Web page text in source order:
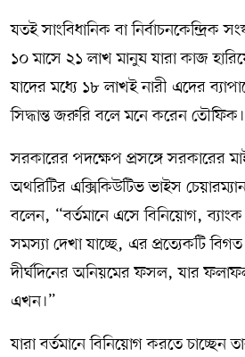
যতই সাংবিধানিক বা নির্বাচনকেন্দ্রিক
১০ মাসে ২১ লাখ মানুষ যারা কাজ
যাদের মধ্যে ১৮ লাখই নারী এদের
সিদ্ধান্ত জরুরি বলে মনে করেন তৌফিক।
সরকারের পদক্ষেপ প্রসঙ্গে সরকারের
অথরিটির এক্সিকিউটিভ ভাইস
বলেন, “বর্তমানে এসে বিনিয়োগ,
সমস্যা দেখা যাচ্ছে, এর প্রত্যেকটি
দীর্ঘদিনের অনিয়মের ফসল, যার
এখন।”
যারা বর্তমানে বিনিয়োগ করতে চাচ্ছেন